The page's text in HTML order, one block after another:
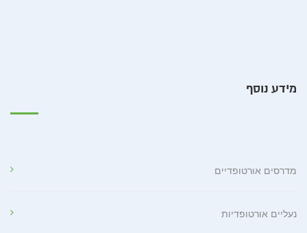
מידע נוסף
מדרסים אורטופדיים
נעליים אורטופדיות